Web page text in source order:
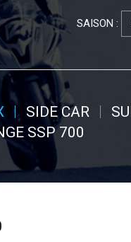
SAISON :
SIDE CAR
SSP 700